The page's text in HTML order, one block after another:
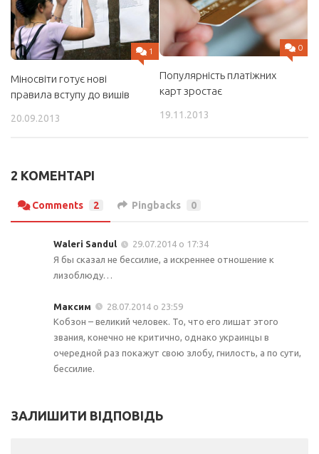
1
Міносвіти готує нові
правила вступу до вишів
20.09.2013
0
Популярність платіжних
карт зростає
19.11.2013
2 КОМЕНТАРІ
Comments 2 Pingbacks 0
Waleri Sandul
29.07.2014 о 17:34
Я бы сказал не бессилие, а искреннее отношение к
лизоблюду…
Максим
28.07.2014 о 23:59
Кобзон – великий человек. То, что его лишат этого
звания, конечно не критично, однако украинцы в
очередной раз покажут свою злобу, гнилость, а по сути,
бессилие.
ЗАЛИШИТИ ВІДПОВІДЬ